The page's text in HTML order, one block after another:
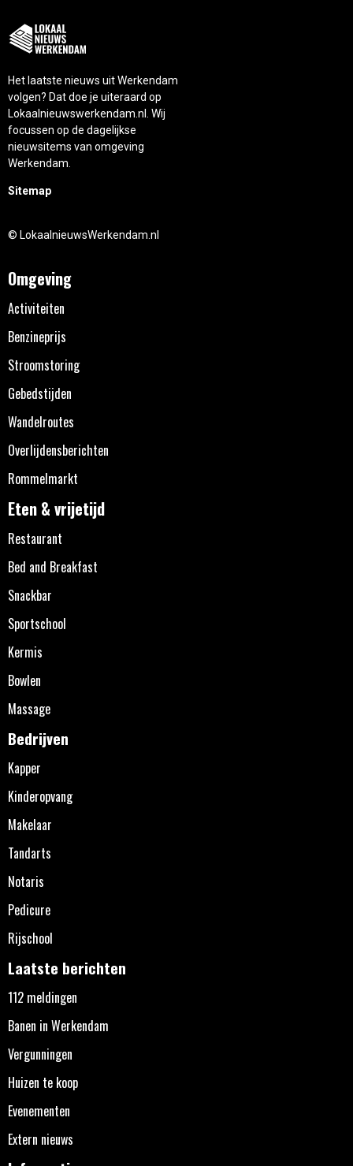
Het laatste nieuws uit Werkendam
volgen? Dat doe je uiteraard op
Lokaalnieuwswerkendam.nl. Wij
focussen op de dagelijkse
nieuwsitems van omgeving
Werkendam.
Sitemap
© LokaalnieuwsWerkendam.nl
Omgeving
Activiteiten
Benzineprijs
Stroomstoring
Gebedstijden
Wandelroutes
Overlijdensberichten
Rommelmarkt
Eten & vrijetijd
Restaurant
Bed and Breakfast
Snackbar
Sportschool
Kermis
Bowlen
Massage
Bedrijven
Kapper
Kinderopvang
Makelaar
Tandarts
Notaris
Pedicure
Rijschool
Laatste berichten
112 meldingen
Banen in Werkendam
Vergunningen
Huizen te koop
Evenementen
Extern nieuws